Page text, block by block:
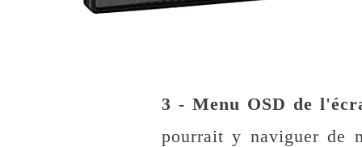
3 - Menu OSD de
pourrait y naviguer de